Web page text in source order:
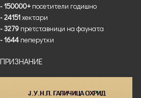
- 150000+ посетители годишно
- 24151хектари
- 3279 претставници на фауната
- 1644 пеперутки
ПРИЗНАНИЕ